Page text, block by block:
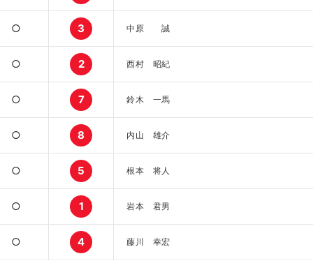
○ 3 中原 誠
○ 2 西村 昭紀
○ 7 鈴木 一馬
○ 8 内山 雄介
○ 5 根本 将人
○ 1 岩本 君男
○ 4 藤川 幸宏